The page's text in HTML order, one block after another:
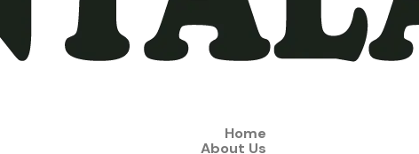
Home
About Us